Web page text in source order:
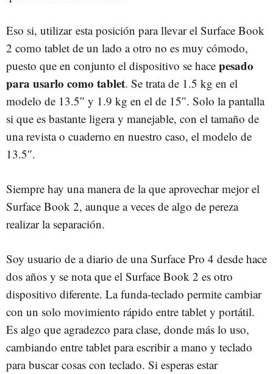
Eso si, utilizar esta posición para llevar el Surface Book
2 como tablet de un lado a otro no es muy cómodo,
puesto que en conjunto el dispositivo se hace pesado
para usarlo como tablet. Se trata de 1.5 kg en el
modelo de 13.5″ y 1.9 kg en el de 15″. Solo la pantalla
si que es bastante ligera y manejable, con el tamaño de
una revista o cuaderno en nuestro caso, el modelo de
13.5″.
Siempre hay una manera de la que aprovechar mejor el
Surface Book 2, aunque a veces de algo de pereza
realizar la separación.
Soy usuario de a diario de una Surface Pro 4 desde hace
dos años y se nota que el Surface Book 2 es otro
dispositivo diferente. La funda-teclado permite cambiar
con un solo movimiento rápido entre tablet y portátil.
Es algo que agradezco para clase, donde más lo uso,
cambiando entre tablet para escribir a mano y teclado
para buscar cosas con teclado. Si esperas estar